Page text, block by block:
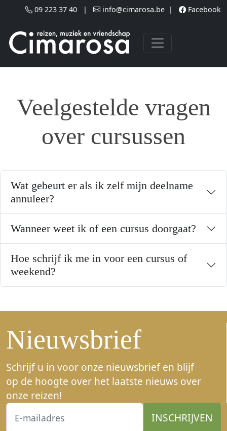
Skip to main content
09 223 37 40 | info@cimarosa.be | Facebook
Veelgestelde vragen
over cursussen
Wat gebeurt er als ik zelf mijn deelname
annuleer?
Wanneer weet ik of een cursus doorgaat?
Hoe schrijf ik me in voor een cursus of
weekend?
Nieuwsbrief
Schrijf u in voor onze nieuwsbrief en blijf
op de hoogte over het laatste nieuws over
onze reizen!